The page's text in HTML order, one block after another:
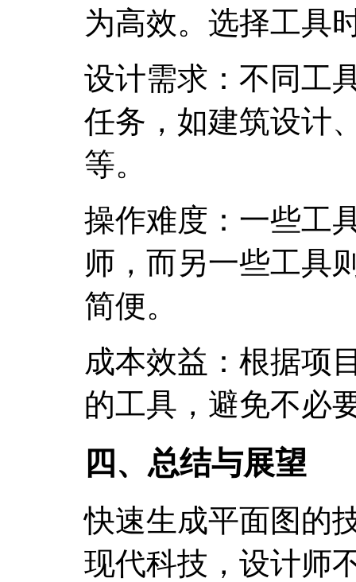
为高效。选择工具
设计需求：不同工
任务，如建筑设计
等。
操作难度：一些工
师，而另一些工具
简便。
成本效益：根据项
的工具，避免不必
四、总结与展望
快速生成平面图的
现代科技，设计师